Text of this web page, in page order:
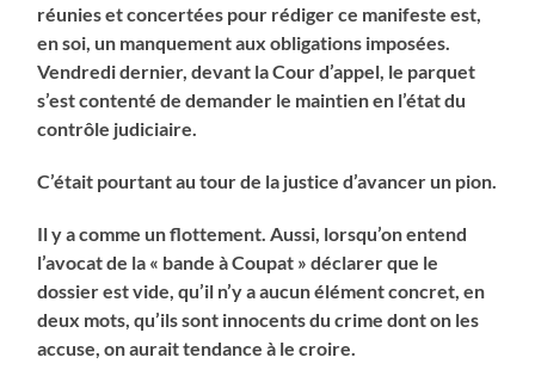
réunies et concertées pour rédiger ce manifeste est,
en soi, un manquement aux obligations imposées.
Vendredi dernier, devant la Cour d’appel, le parquet
s’est contenté de demander le maintien en l’état du
contrôle judiciaire.
C’était pourtant au tour de la justice d’avancer un pion.
Il y a comme un flottement. Aussi, lorsqu’on entend
l’avocat de la « bande à Coupat » déclarer que le
dossier est vide, qu’il n’y a aucun élément concret, en
deux mots, qu’ils sont innocents du crime dont on les
accuse, on aurait tendance à le croire.